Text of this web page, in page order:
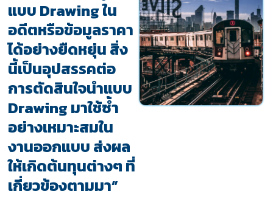
แบบ Drawing ใน
อดีตหรือข้อมูลราคา
ได้อย่างยืดหยุ่น สิ่ง
นี้เป็นอุปสรรคต่อ
การตัดสินใจนำแบบ
Drawing มาใช้ซ้ำ
อย่างเหมาะสมใน
งานออกแบบ ส่งผล
ให้เกิดต้นทุนต่างๆ ที่
เกี่ยวข้องตามมา”